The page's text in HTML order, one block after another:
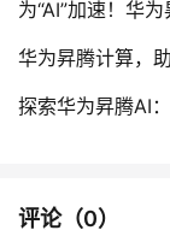
为“AI”加速！华
华为昇腾计算，
探索华为昇腾AI
评论（0）